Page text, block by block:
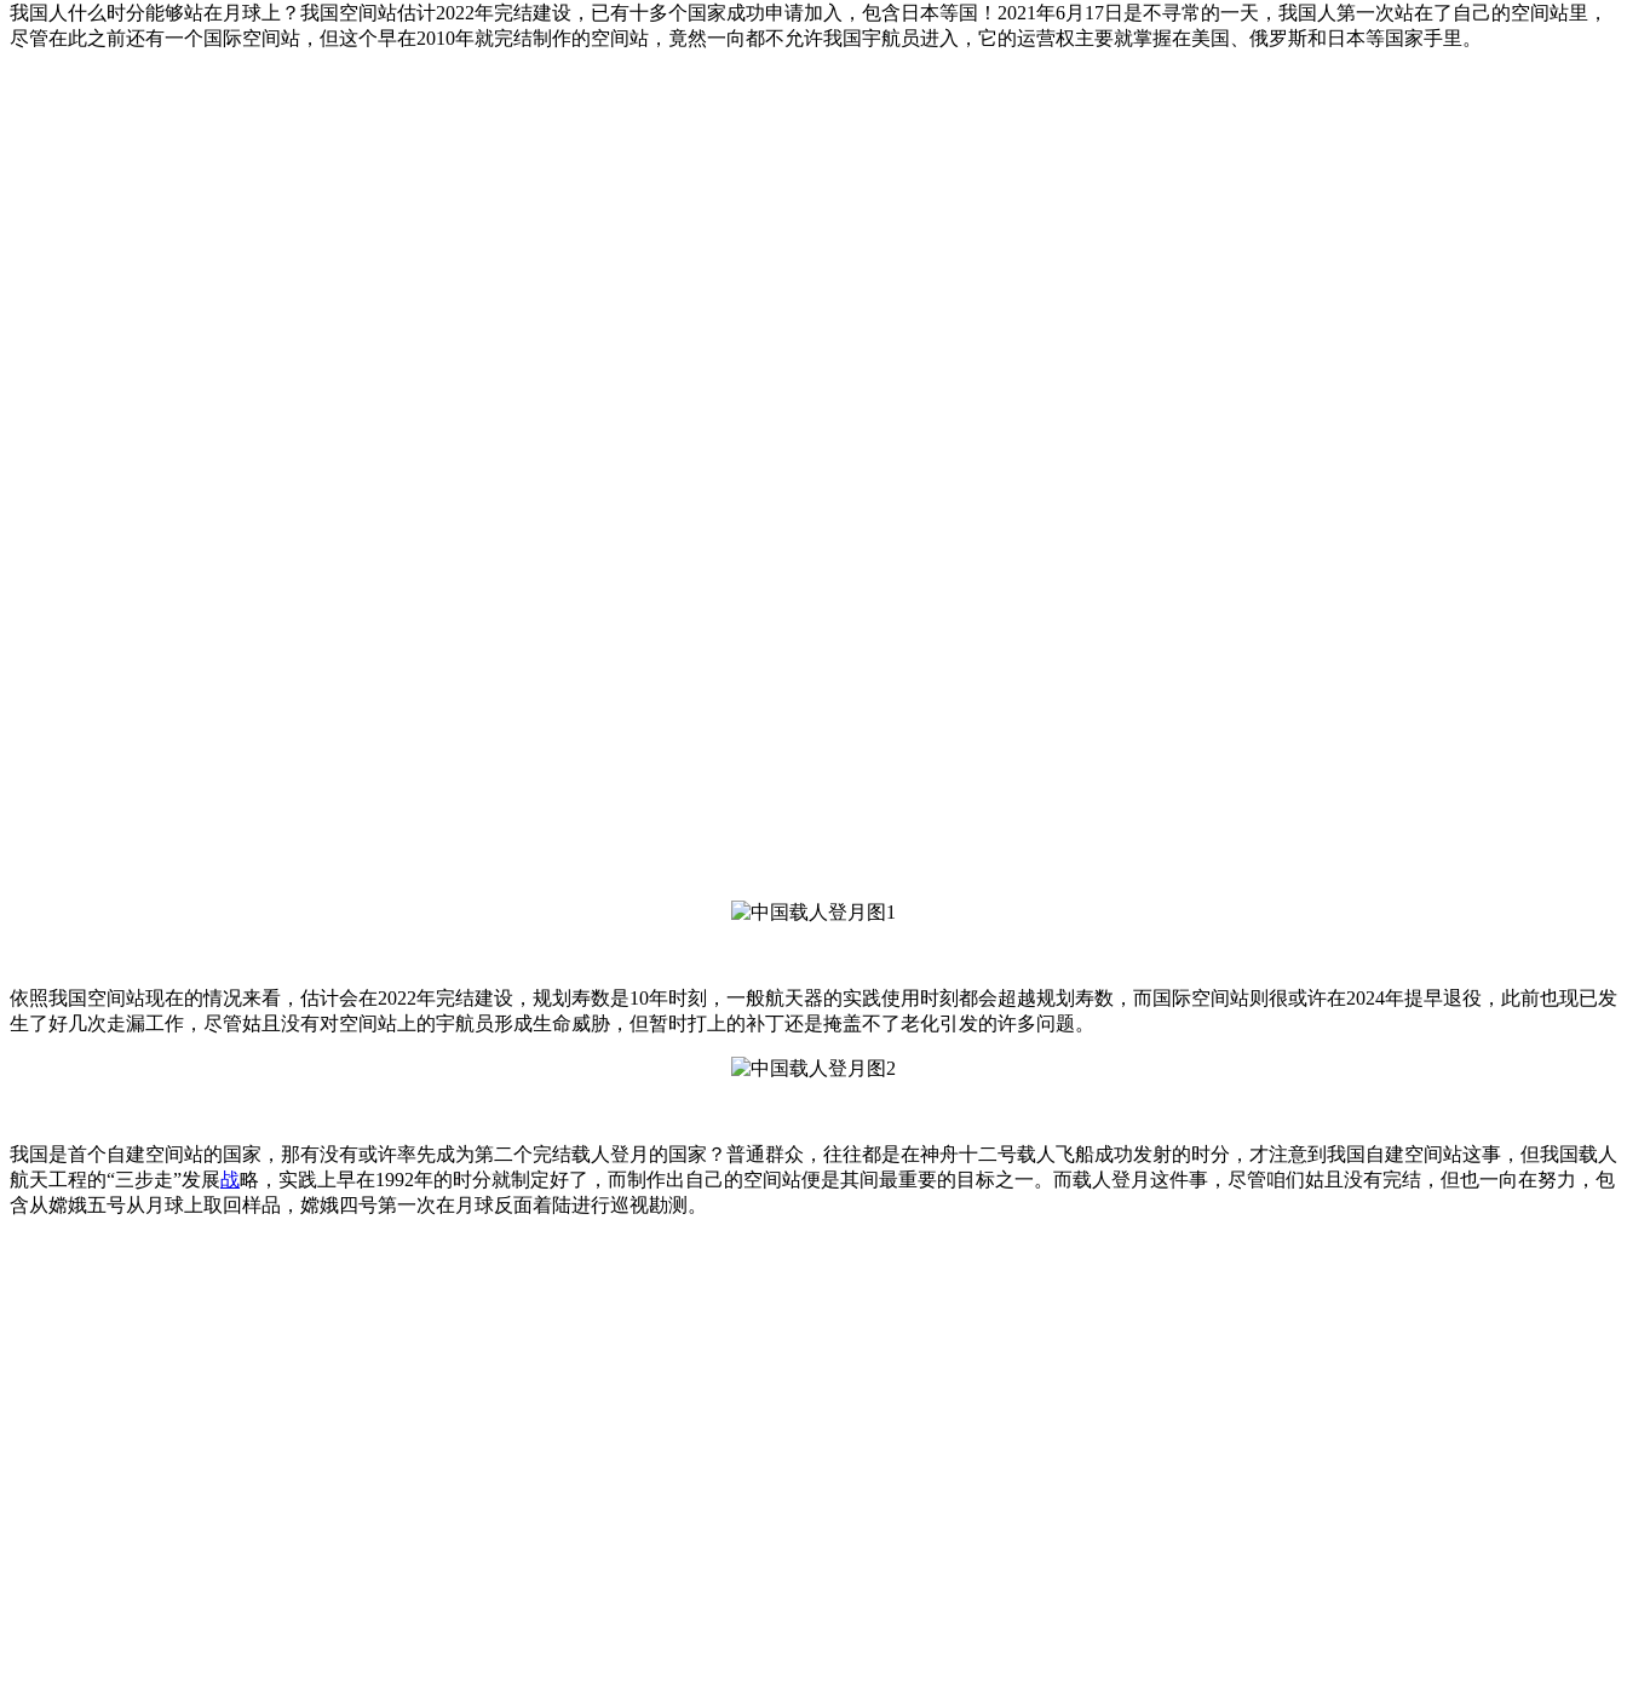
我国人什么时分能够站在月球上？我国空间站估计2022年完结建设，已有十多个国家成功申请加入，包含日本等国！2021年6月17日是不寻常的一天，我国人第一次站在了自己的空间站里，
尽管在此之前还有一个国际空间站，但这个早在2010年就完结制作的空间站，竟然一向都不允许我国宇航员进入，它的运营权主要就掌握在美国、俄罗斯和日本等国家手里。
依照我国空间站现在的情况来看，估计会在2022年完结建设，规划寿数是10年时刻，一般航天器的实践使用时刻都会超越规划寿数，而国际空间站则很或许在2024年提早退役，此前也现已发
生了好几次走漏工作，尽管姑且没有对空间站上的宇航员形成生命威胁，但暂时打上的补丁还是掩盖不了老化引发的许多问题。
我国是首个自建空间站的国家，那有没有或许率先成为第二个完结载人登月的国家？普通群众，往往都是在神舟十二号载人飞船成功发射的时分，才注意到我国自建空间站这事，但我国载人
航天工程的“三步走”发展战略，实践上早在1992年的时分就制定好了，而制作出自己的空间站便是其间最重要的目标之一。而载人登月这件事，尽管咱们姑且没有完结，但也一向在努力，包
含从嫦娥五号从月球上取回样品，嫦娥四号第一次在月球反面着陆进行巡视勘测。